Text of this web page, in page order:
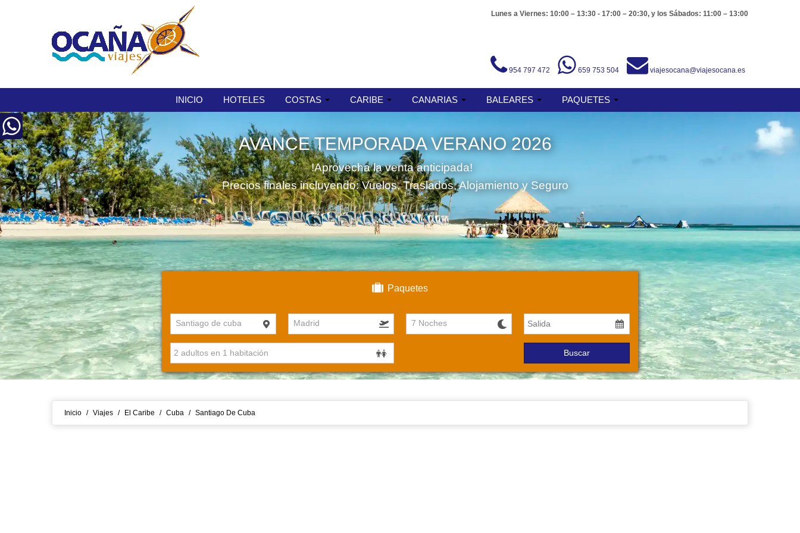
Lunes a Viernes: 10:00 – 13:30 - 17:00 – 20:30, y los Sábados: 11:00 – 13:00
954 797 472 659 753 504 viajesocana@viajesocana.es
INICIO HOTELES COSTAS CARIBE CANARIAS BALEARES PAQUETES
AVANCE TEMPORADA VERANO 2026
!Aprovecha la venta anticipada!
Precios finales incluyendo: Vuelos, Traslados, Alojamiento y Seguro
Paquetes
Santiago de cuba Madrid 7 Noches
Buscar
Inicio / Viajes / El Caribe / Cuba / Santiago De Cuba